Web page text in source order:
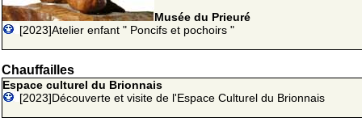
Musée du Prieuré
[2023]Atelier enfant " Poncifs et pochoirs "
Chauffailles
Espace culturel du Brionnais
[2023]Découverte et visite de l'Espace Culturel du Brionnais